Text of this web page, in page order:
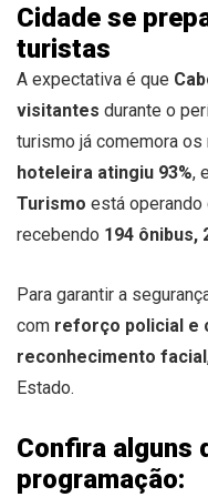
Cidade se
turistas
A expectativa é que
visitantes durante o
turismo já comemora
hoteleira atingiu 93%,
Turismo está operando
recebendo 194 ônibus,
Para garantir a
com reforço policial e
reconhecimento facial
Estado.
Confira alguns
programação: